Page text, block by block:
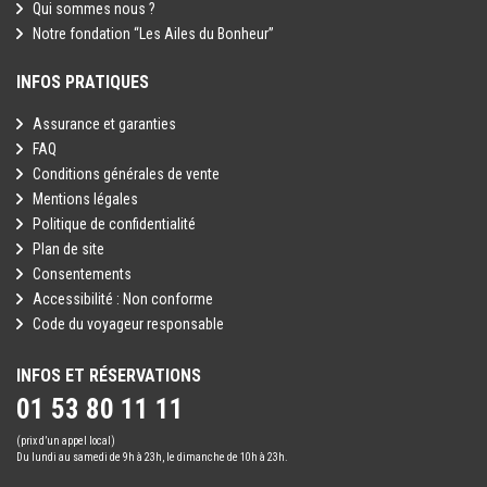
majeure partie des côtes du Sri Lanka. Prenez conseil auprès de
l'hôtel avant de vous baigner quelle que soit la période de l'année.
du Sri Lanka. Les courants et les pluies diluviennes peuvent
troubler la couleur de l'eau et ramener des débris sur la plage.
Durant cette période, la baignade est interdite.
- Les plages du Sri Lanka sont des plages publiques et sauvages.
Leur entretien ne dépend pas des hôtels. Présence de beach boys
et de chiens errants.
- Le port de vêtement couvrant les genoux et les épaules est
obligatoire pour l'entrée dans les temples (à prévoir pour certaines
excursions).
Qui sommes nous ?
Notre fondation “Les Ailes du Bonheur”
INFOS PRATIQUES
Assurance et garanties
FAQ
Conditions générales de vente
Mentions légales
Politique de confidentialité
Plan de site
Consentements
Accessibilité : Non conforme
Code du voyageur responsable
INFOS ET RÉSERVATIONS
01 53 80 11 11
(prix d’un appel local)
Du lundi au samedi de 9h à 23h, le dimanche de 10h à 23h.